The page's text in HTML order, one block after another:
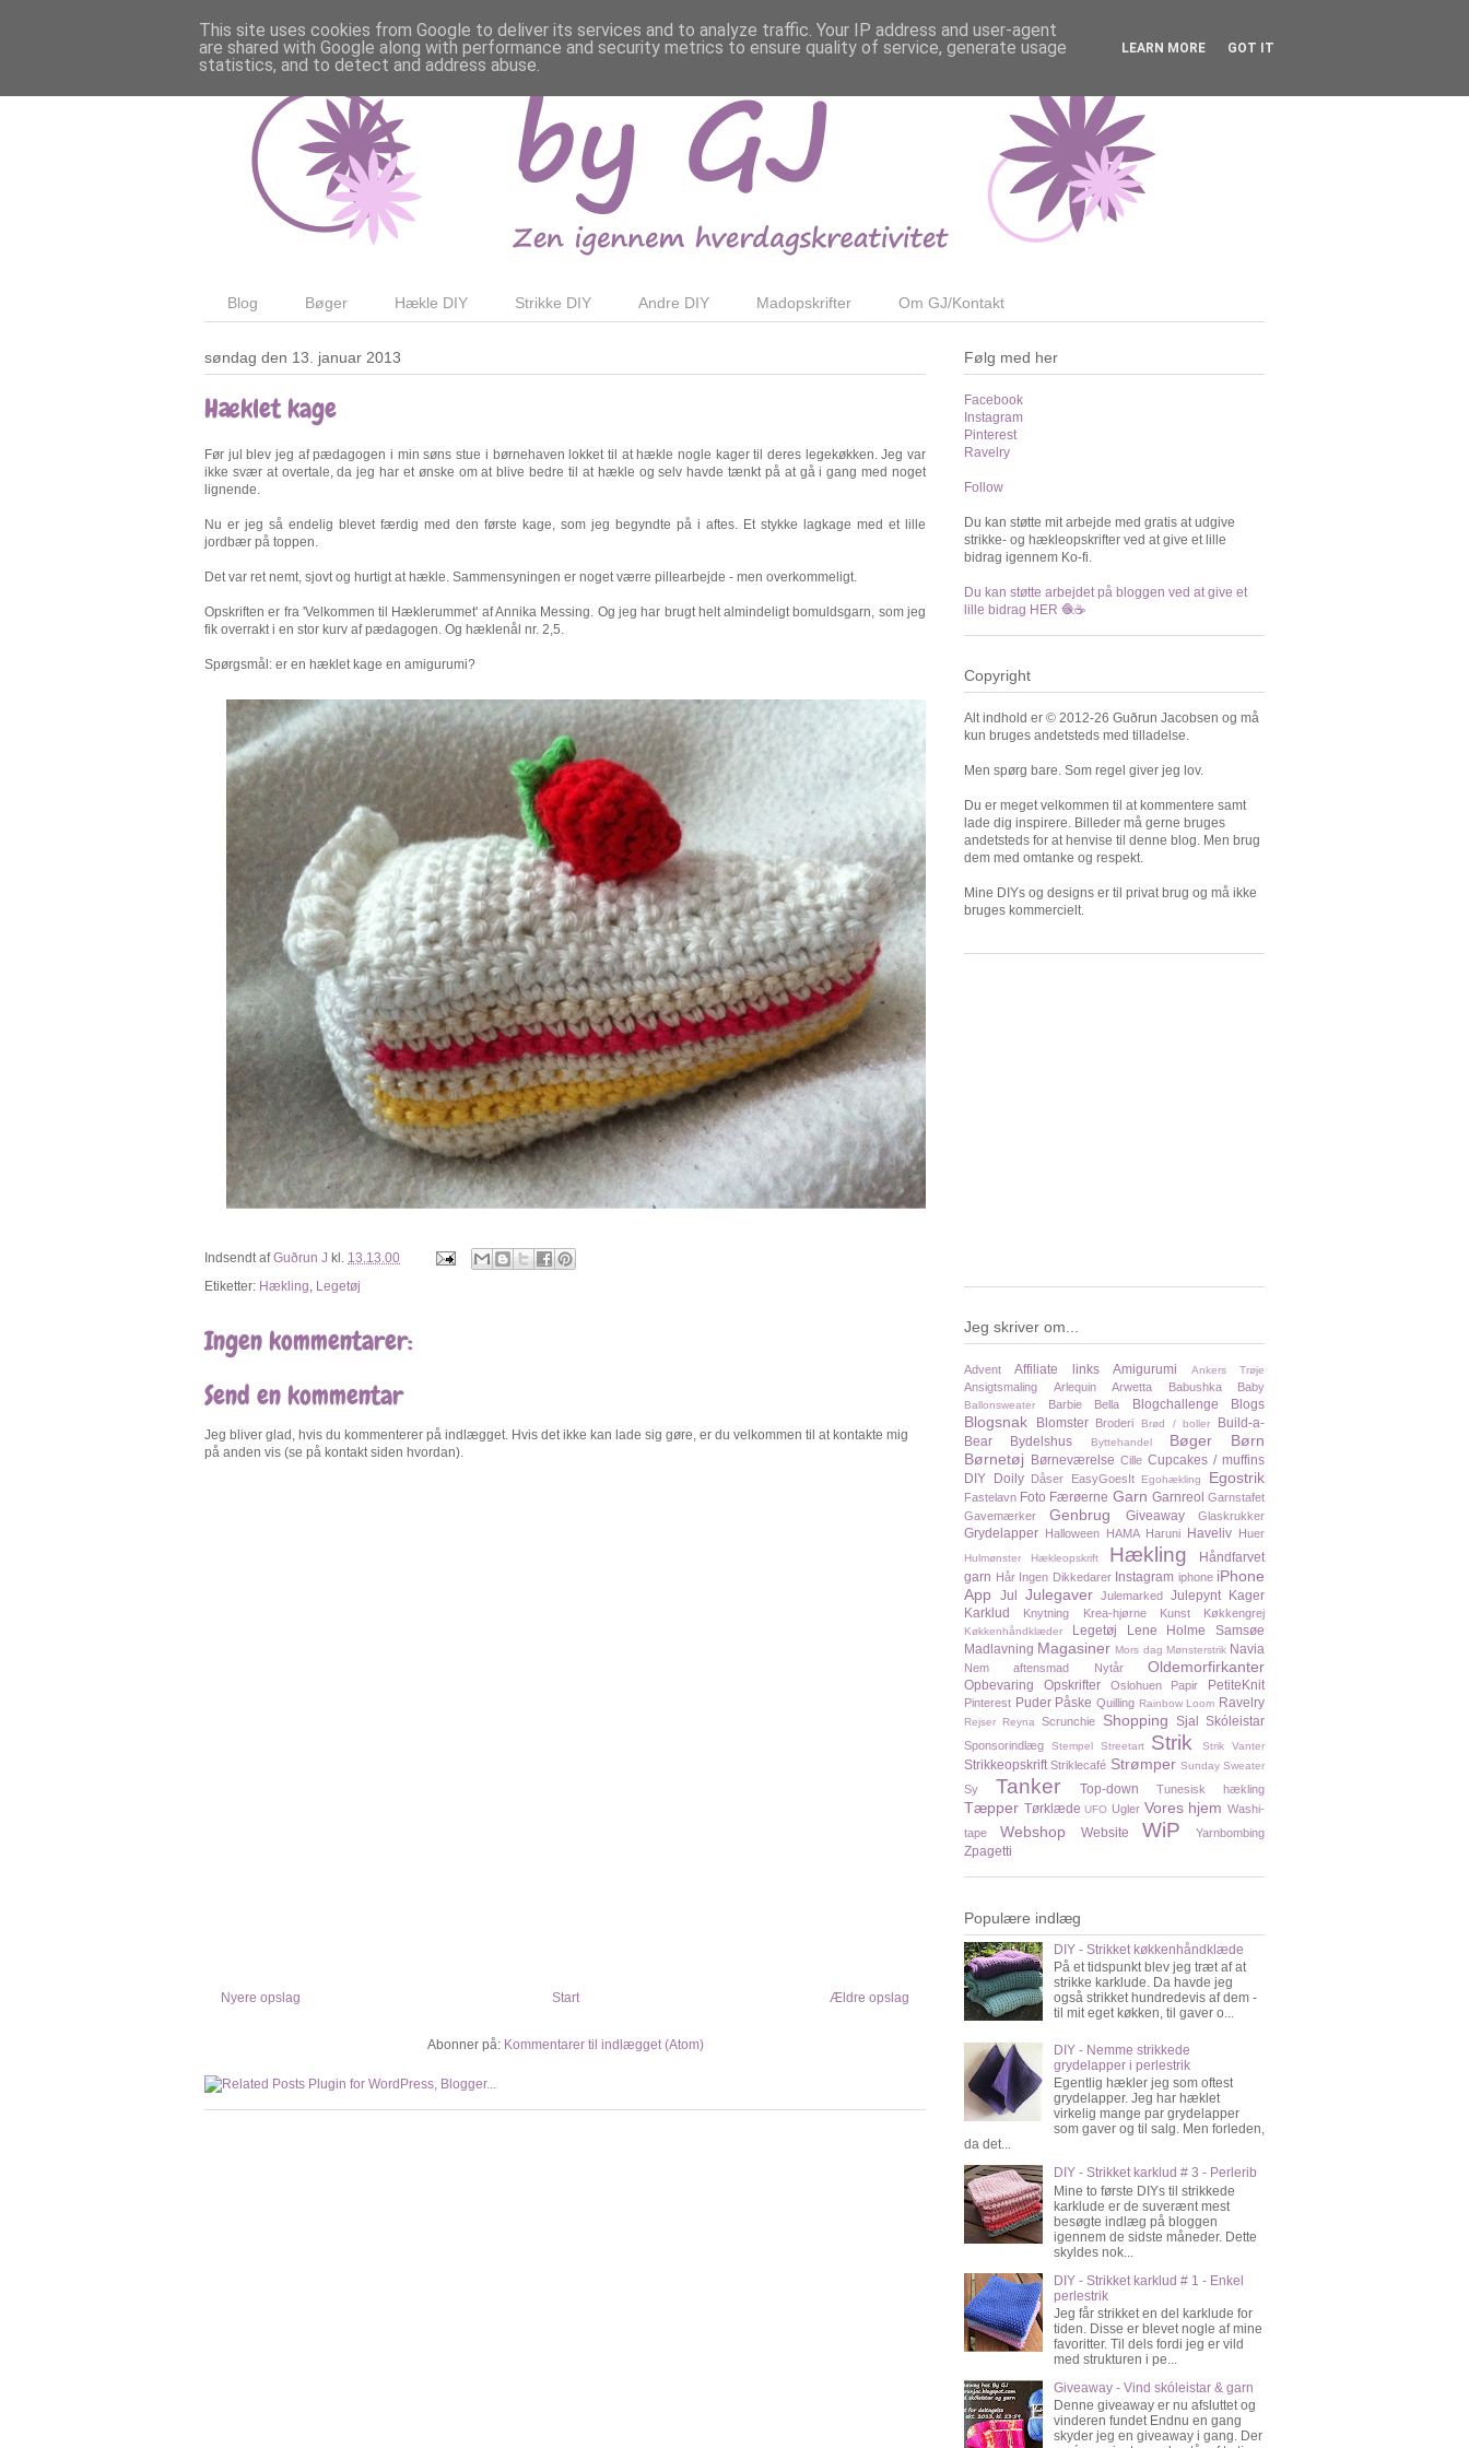
Blog Bøger Hækle DIY Strikke DIY Andre DIY Madopskrifter Om GJ/Kontakt
søndag den 13. januar 2013
Hæklet kage
Før jul blev jeg af pædagogen i min søns stue i børnehaven lokket til at hækle nogle kager til deres legekøkken. Jeg var
ikke svær at overtale, da jeg har et ønske om at blive bedre til at hækle og selv havde tænkt på at gå i gang med noget
lignende.
Nu er jeg så endelig blevet færdig med den første kage, som jeg begyndte på i aftes. Et stykke lagkage med et lille
jordbær på toppen.
Det var ret nemt, sjovt og hurtigt at hækle. Sammensyningen er noget værre pillearbejde - men overkommeligt.
Opskriften er fra 'Velkommen til Hæklerummet' af Annika Messing. Og jeg har brugt helt almindeligt bomuldsgarn, som jeg
fik overrakt i en stor kurv af pædagogen. Og hæklenål nr. 2,5.
Spørgsmål: er en hæklet kage en amigurumi?
Indsendt afGuðrun J kl. 13.13.00
Etiketter: Hækling Legetøj
Ingen kommentarer:
Send en kommentar
Jeg bliver glad, hvis du kommenterer på indlægget. Hvis det ikke kan lade sig gøre, er du velkommen til at kontakte mig
på anden vis (se på kontakt siden hvordan).
Nyere opslag Ældre opslag
Start
Abonner på: Kommentarer til indlægget (Atom)
Følg med her
Facebook
Instagram
Pinterest
Ravelry
Follow
Du kan støtte mit arbejde med gratis at udgive
strikke- og hækleopskrifter ved at give et lille
bidrag igennem Ko-fi.
Du kan støtte arbejdet på bloggen ved at give et
lille bidrag HER 🧶☕️
Copyright
Alt indhold er © 2012-26 Guðrun Jacobsen og må
kun bruges andetsteds med tilladelse.
Men spørg bare. Som regel giver jeg lov.
Du er meget velkommen til at kommentere samt
lade dig inspirere. Billeder må gerne bruges
andetsteds for at henvise til denne blog. Men brug
dem med omtanke og respekt.
Mine DIYs og designs er til privat brug og må ikke
bruges kommercielt.
Jeg skriver om...
Advent Affiliate links Amigurumi Ankers Trøje
Ansigtsmaling Arlequin Arwetta Babushka Baby
Ballonsweater Barbie Bella Blogchallenge Blogs
Blogsnak Blomster Broderi Brød / boller
Build-a-
Bear
Bydelshus Byttehandel Bøger
Børn
Børnetøj Børneværelse Cille Cupcakes / muffins
DIY
Doily Dåser EasyGoesIt Egohækling Egostrik
Fastelavn Foto Færøerne Garn Garnreol Garnstafet
Gavemærker
Genbrug Giveaway Glaskrukker
Grydelapper Halloween HAMA Haruni Haveliv Huer
Hulmønster Hækleopskrift Hækling
Håndfarvet
garn Hår Ingen Dikkedarer Instagram iphone iPhone
App Jul Julegaver Julemarked Julepynt
Kager
Karklud
Knytning Krea-hjørne Kunst Køkkengrej
Køkkenhåndklæder Legetøj
Lene Holme Samsøe
Madlavning Magasiner Mors dag Mønsterstrik Navia
Nem aftensmad Nytår Oldemorfirkanter
Opbevaring Opskrifter Oslohuen Papir PetiteKnit
Pinterest Puder Påske Quilling Rainbow Loom Ravelry
Rejser Reyna Scrunchie Shopping Sjal Skóleistar
Sponsorindlæg Stempel Streetart Strik Strik Vanter
Strikkeopskrift Striklecafé Strømper Sunday Sweater
Sy Tanker Top-down Tunesisk hækling
Tæpper Tørklæde UFO Ugler Vores hjem Washi-
tape
Webshop Website WiP Yarnbombing
Zpagetti
Populære indlæg
DIY - Strikket køkkenhåndklæde
På et tidspunkt blev jeg træt af at
strikke karklude. Da havde jeg
også strikket hundredevis af dem -
til mit eget køkken, til gaver o...
DIY - Nemme strikkede
grydelapper i perlestrik
Egentlig hækler jeg som oftest
grydelapper. Jeg har hæklet
virkelig mange par grydelapper
som gaver og til salg. Men forleden,
da det...
DIY - Strikket karklud # 3 - Perlerib
Mine to første DIYs til strikkede
karklude er de suverænt mest
besøgte indlæg på bloggen
igennem de sidste måneder. Dette
skyldes nok...
DIY - Strikket karklud # 1 - Enkel
perlestrik
Jeg får strikket en del karklude for
tiden. Disse er blevet nogle af mine
favoritter. Til dels fordi jeg er vild
med strukturen i pe...
Giveaway - Vind skóleistar & garn
Denne giveaway er nu afsluttet og
vinderen fundet Endnu en gang
skyder jeg en giveaway i gang. Der
This site uses cookies from Google to deliver its services and to analyze traffic. Your IP address and user-agent
are shared with Google along with performance and security metrics to ensure quality of service, generate usage
statistics, and to detect and address abuse.
LEARN MORE GOT IT